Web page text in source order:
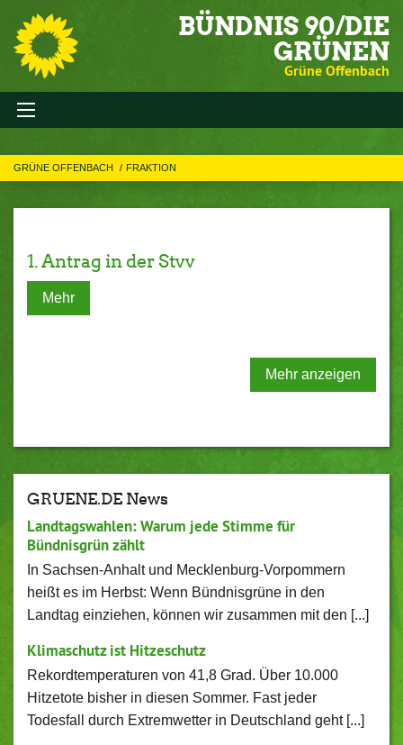
BÜNDNIS 90/DIE
GRÜNEN
Grüne Offenbach
GRÜNE OFFENBACH FRAKTION
1. Antrag in der Stvv
Mehr
Mehr anzeigen
GRUENE.DE News
Landtagswahlen: Warum jede Stimme für
Bündnisgrün zählt
In Sachsen-Anhalt und Mecklenburg-Vorpommern
heißt es im Herbst: Wenn Bündnisgrüne in den
Landtag einziehen, können wir zusammen mit den [...]
Klimaschutz ist Hitzeschutz
Rekordtemperaturen von 41,8 Grad. Über 10.000
Hitzetote bisher in diesen Sommer. Fast jeder
Todesfall durch Extremwetter in Deutschland geht [...]